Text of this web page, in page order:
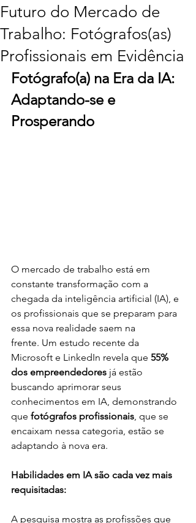
Futuro do Mercado de
Trabalho: Fotógrafos(as)
Profissionais em Evidência
Fotógrafo(a) na Era da IA:
Adaptando-se e
Prosperando
O mercado de trabalho está em
constante transformação com a
chegada da inteligência artificial (IA), e
os profissionais que se preparam para
essa nova realidade saem na
frente. Um estudo recente da
Microsoft e LinkedIn revela que 55%
dos empreendedores já estão
buscando aprimorar seus
conhecimentos em IA, demonstrando
que fotógrafos profissionais, que se
encaixam nessa categoria, estão se
adaptando à nova era.
Habilidades em IA são cada vez mais
requisitadas:
A pesquisa mostra as profissões que